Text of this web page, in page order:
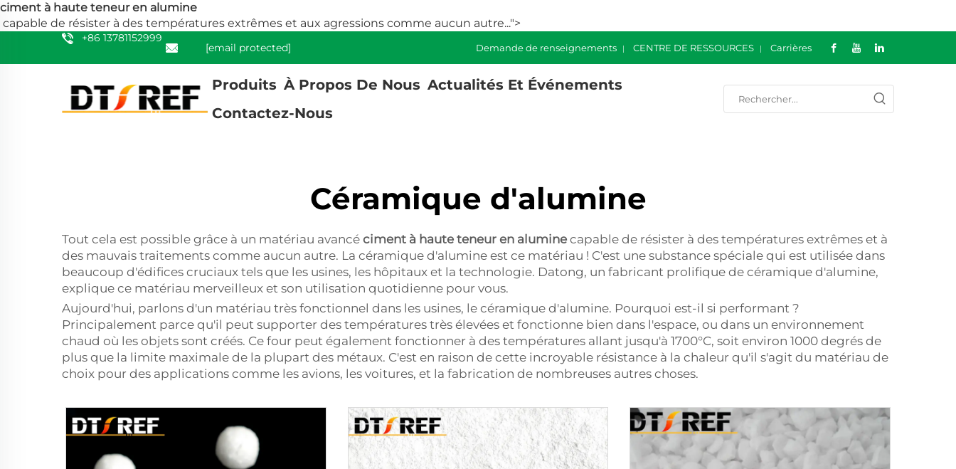
ciment à haute teneur en alumine
capable de résister à des températures extrêmes et aux agressions comme aucun autre...">
+86 13781152999
[email protected] Demande de renseignements CENTRE DE RESSOURCES Carrières
Produits À Propos De Nous Actualités Et Événements
Contactez-Nous
Céramique d'alumine
Tout cela est possible grâce à un matériau avancé ciment à haute teneur en alumine capable de résister à des températures extrêmes et à
des mauvais traitements comme aucun autre. La céramique d'alumine est ce matériau ! C'est une substance spéciale qui est utilisée dans
beaucoup d'édifices cruciaux tels que les usines, les hôpitaux et la technologie. Datong, un fabricant prolifique de céramique d'alumine,
explique ce matériau merveilleux et son utilisation quotidienne pour vous.
Aujourd'hui, parlons d'un matériau très fonctionnel dans les usines, le céramique d'alumine. Pourquoi est-il si performant ?
Principalement parce qu'il peut supporter des températures très élevées et fonctionne bien dans l'espace, ou dans un environnement
chaud où les objets sont créés. Ce four peut également fonctionner à des températures allant jusqu'à 1700°C, soit environ 1000 degrés de
plus que la limite maximale de la plupart des métaux. C'est en raison de cette incroyable résistance à la chaleur qu'il s'agit du matériau de
choix pour des applications comme les avions, les voitures, et la fabrication de nombreuses autres choses.